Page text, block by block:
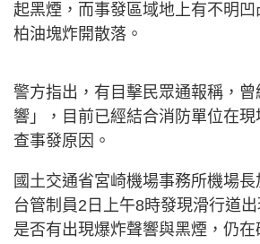
起黑煙，而事發區域地上有不明
柏油塊炸開散落。
警方指出，有目擊民眾通報稱，
響」，目前已經結合消防單位在現
查事發原因。
國土交通省宮崎機場事務所機場
台管制員2日上午8時發現滑行道
是否有出現爆炸聲響與黑煙，仍